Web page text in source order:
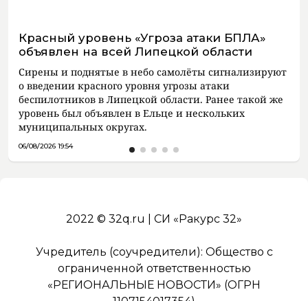
Красный уровень «Угроза атаки БПЛА»
объявлен на всей Липецкой области
Сирены и поднятые в небо самолёты сигнализируют
о введении красного уровня угрозы атаки
беспилотников в Липецкой области. Ранее такой же
уровень был объявлен в Ельце и нескольких
муниципальных округах.
06/08/2026 19:54
2022 © 32q.ru | СИ «Ракурс 32»
Учредитель (соучредители): Общество с
ограниченной ответственностью
«РЕГИОНАЛЬНЫЕ НОВОСТИ» (ОГРН